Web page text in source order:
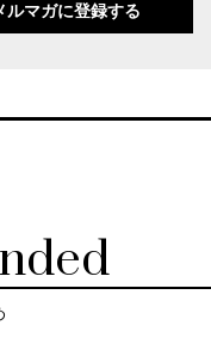
ルマガに登録する